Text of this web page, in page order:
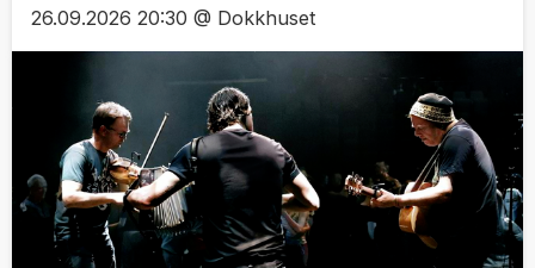
26.09.2026 20:30 @ Dokkhuset